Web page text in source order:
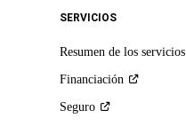
SERVICIOS
Resumen de los servicios
Financiación
Seguro